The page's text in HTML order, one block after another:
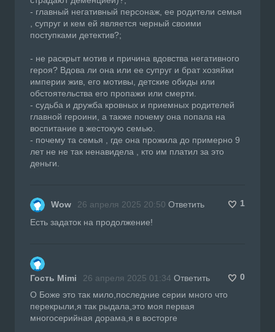
- главный негативный персонаж, ее родители семья
, супруг и кем ей является черный своими
поступками детектив?;
- не раскрыт мотив и причина вдовства негативного
героя? Вдова ли она или ее супруг и брат хозяйки
империи жив, его мотивы, детские обиды или
обстоятельства его пропажи или смерти.
- судьба и дружба кровных и приемных родителей
главной героини, а также почему она попала на
воспитание в жестокую семью.
- почему та семья , где она прожила до примерно 9
лет не не так ненавидела , кто им платил за это
деньги.
Wow 26 апреля 2025 20:50 Ответить
1
Есть задаток на продолжение!
Гость Mimi 26 апреля 2025 01:34 Ответить
0
О Боже это так мило,последние серии много что
перекрыли,я так рыдала,это моя первая
многосерийная дорама,я в восторге